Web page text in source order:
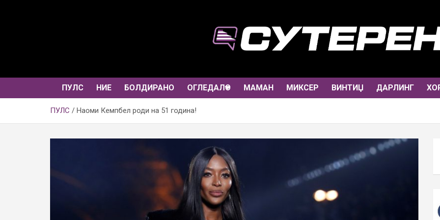
ПУЛС НИЕ БОЛДИРАНО ОГЛЕДАЛО МАМАН МИКСЕР ВИНТИЏ ДАРЛИНГ
ПУЛС Наоми Кемпбел роди на 51 година!